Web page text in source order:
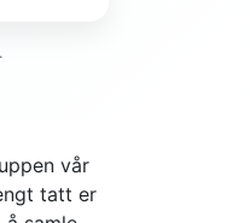
vår
tatt er